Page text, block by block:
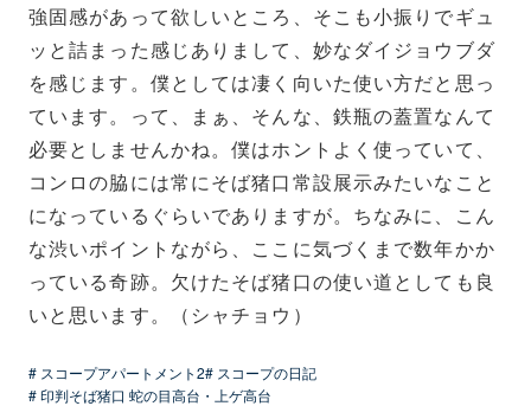
強固感があって欲しいところ、そこも小振りでギュ
ッと詰まった感じありまして、妙なダイジョウブダ
を感じます。僕としては凄く向いた使い方だと思っ
ています。って、まぁ、そんな、鉄瓶の蓋置なんて
必要としませんかね。僕はホントよく使っていて、
コンロの脇には常にそば猪口常設展示みたいなこと
になっているぐらいでありますが。ちなみに、こん
な渋いポイントながら、ここに気づくまで数年かか
っている奇跡。欠けたそば猪口の使い道としても良
いと思います。（シャチョウ）
# スコープアパートメント2# スコープの日記
# 印判そば猪口 蛇の目高台・上ゲ高台